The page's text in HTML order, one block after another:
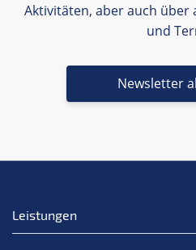
Aktivitäten, aber auch über
und
Newsletter
Leistungen